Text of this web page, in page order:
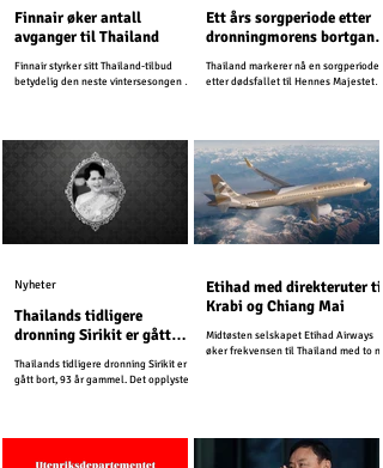
Finnair øker antall
avganger til Thailand
Finnair styrker sitt Thailand-tilbud
betydelig den neste vintersesongen og
Ett års sorgperiode etter
dronningmorens bortgang
som normalt
Thailand markerer nå en sorgperiode
etter dødsfallet til Hennes Majestet
Thailands tidligere
dronning Sirikit er gått
Thailands tidligere dronning Sirikit er
gått bort, 93 år gammel. Det opplyste
Nyheter
Etihad med direkteruter til
Krabi og Chiang Mai
Midtøsten selskapet Etihad Airways
øker frekvensen til Thailand med to